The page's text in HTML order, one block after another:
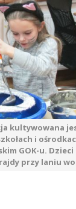
kultywowana
i
GOK-u. Dzieci
przy laniu